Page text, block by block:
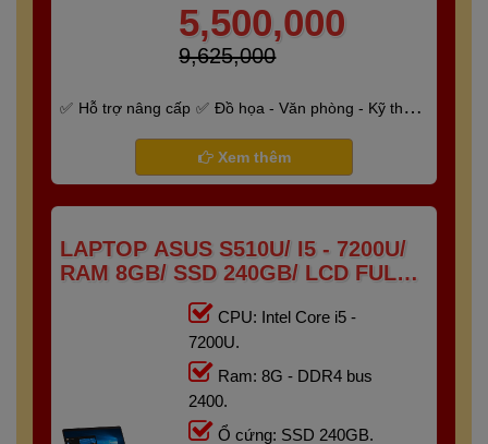
5,500,000
9,625,000
Hỗ trợ nâng cấp
Đồ họa - Văn phòng - Kỹ thuật
Bảo hành 6 tháng
Xem thêm
LAPTOP ASUS S510U/ I5 - 7200U/
RAM 8GB/ SSD 240GB/ LCD FULL
CPU: Intel Core i5 -
7200U.
Ram: 8G - DDR4 bus
2400.
Ổ cứng: SSD 240GB.